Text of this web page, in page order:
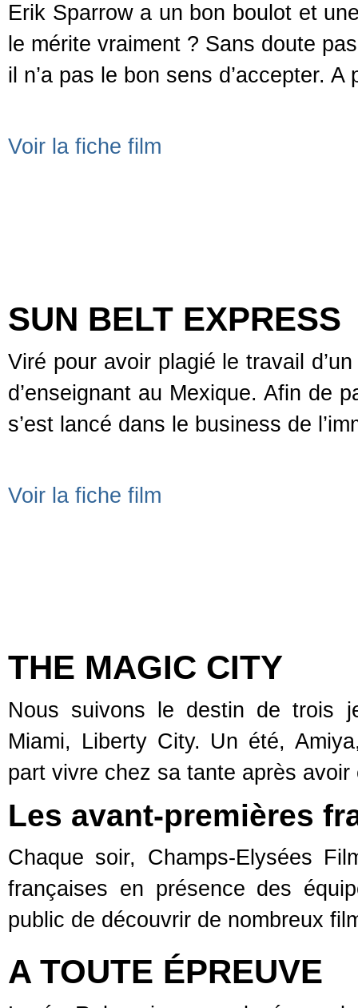
Erik Sparrow a un bon boulot et
le mérite vraiment ? Sans doute
il n’a pas le bon sens d’accepter.
Voir la fiche film
SUN BELT EXPRESS
Viré pour avoir plagié le travail
d’enseignant au Mexique. Afin de
s’est lancé dans le business de
Voir la fiche film
THE MAGIC CITY
Nous suivons le destin de trois
Miami, Liberty City. Un été,
part vivre chez sa tante après
Les avant-premières
Chaque soir, Champs-Elysées
françaises en présence des
public de découvrir de nombreux
A TOUTE ÉPREUVE